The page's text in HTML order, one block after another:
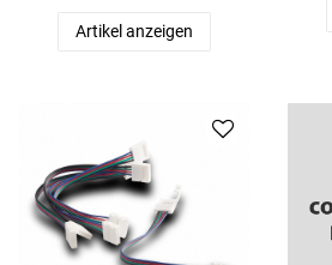
Artikel anzeigen